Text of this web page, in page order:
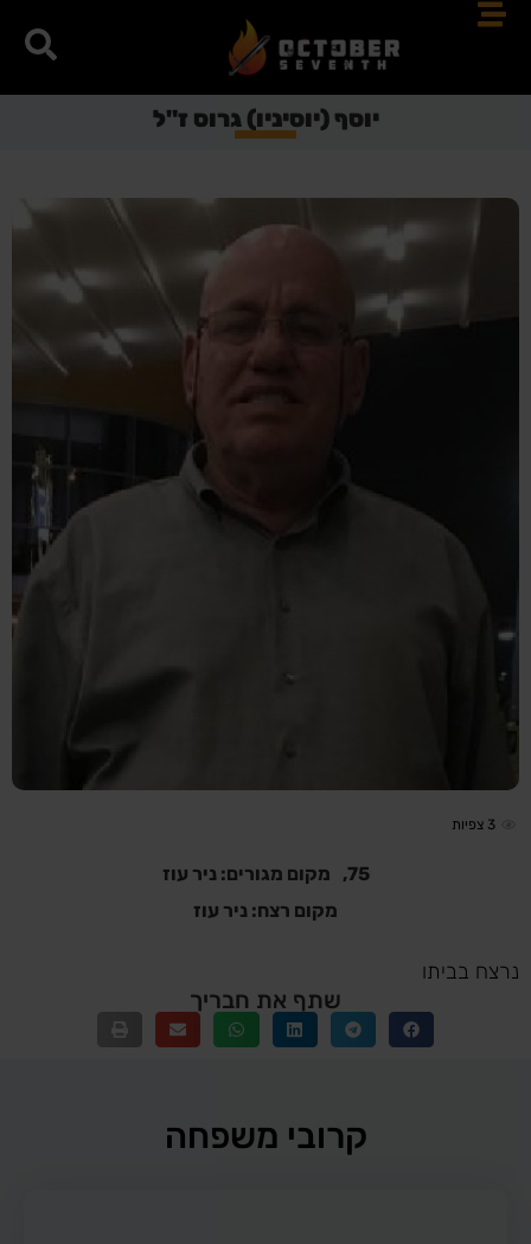
יוסף (יוסיניו) גרוס ז"ל
3 צפיות
75,
מקום מגורים: ניר עוז
מקום רצח: ניר עוז
נרצח בביתו
שתף את חבריך
קרובי משפחה